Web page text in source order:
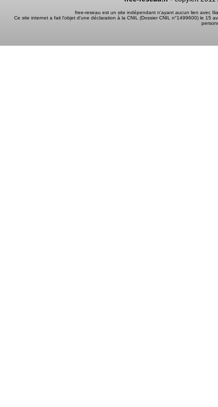
free-reseau est un site indépendant n'ayant aucun lien avec
Ce site internet a fait l'objet d'une déclaration à la CNIL (Dossier CNIL n°1499600) le 15